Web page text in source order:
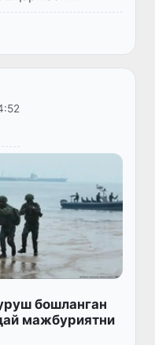
кобраси ва...
бошланган
мажбуриятни